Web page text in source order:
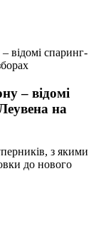
відомі спаринг-
– відомі
на
з якими
до нового